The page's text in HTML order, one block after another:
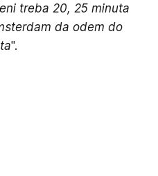
treba 20, 25 minuta
da odem do
".